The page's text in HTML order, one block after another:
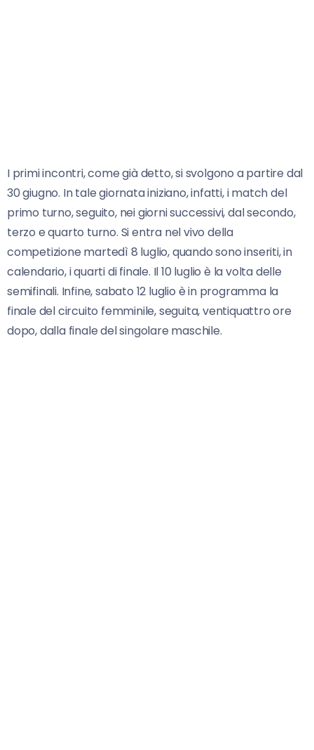
I primi incontri, come già detto, si svolgono a partire dal
30 giugno. In tale giornata iniziano, infatti, i match del
primo turno, seguito, nei giorni successivi, dal secondo,
terzo e quarto turno. Si entra nel vivo della
competizione martedì 8 luglio, quando sono inseriti, in
calendario, i quarti di finale. Il 10 luglio è la volta delle
semifinali. Infine, sabato 12 luglio è in programma la
finale del circuito femminile, seguita, ventiquattro ore
dopo, dalla finale del singolare maschile.